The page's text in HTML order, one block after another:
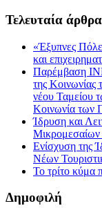
Τελευταία άρθρα
«Έξυπνες
και
Παρέμβαση
της
νέου Ταμείου
Κοινωνία των
Ίδρυση και
Μικρομεσαίων
Ενίσχυση της
Νέων
Το τρίτο κύμα
Δημοφιλή